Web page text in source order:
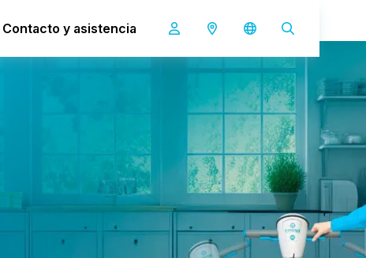
Contacto y asistencia
i-mop